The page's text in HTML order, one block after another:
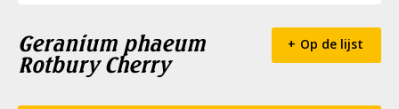
Geranium phaeum
Rotbury Cherry
Op de lijst